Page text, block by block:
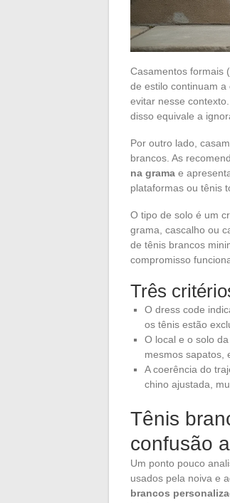
Casamentos formais
de estilo continuam
evitar nesse
disso equivale a
Por outro lado,
brancos. As
na grama e
plataformas ou tênis
O tipo de solo é um
grama, cascalho ou
de tênis brancos
compromisso
Três
O dress code
os tênis estão
O local e o solo
mesmos sapatos,
A coerência do
chino ajustada,
Tênis
confusão
Um ponto pouco
usados pela noiva e
brancos